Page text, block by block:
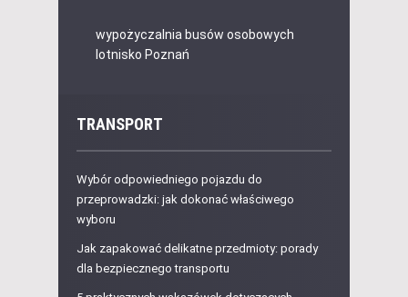
wypożyczalnia busów osobowych
lotnisko Poznań
TRANSPORT
Wybór odpowiedniego pojazdu do
przeprowadzki: jak dokonać właściwego
wyboru
Jak zapakować delikatne przedmioty: porady
dla bezpiecznego transportu